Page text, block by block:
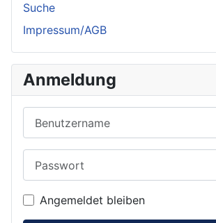
Suche
Impressum/AGB
Anmeldung
Angemeldet bleiben